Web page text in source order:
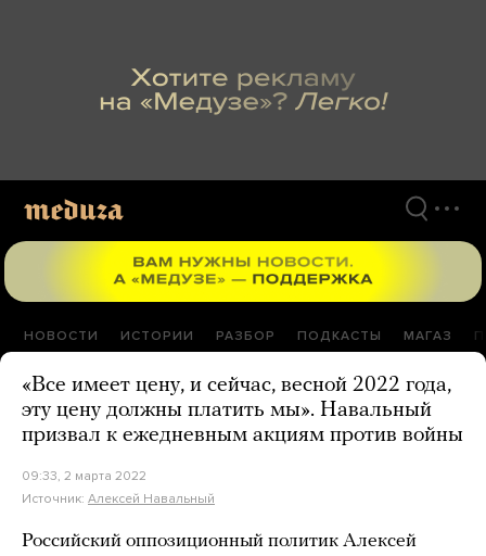
НОВОСТИ ИСТОРИИ РАЗБОР ПОДКАСТЫ МАГАЗ
«Все имеет цену, и сейчас, весной 2022 года,
эту цену должны платить мы». Навальный
призвал к ежедневным акциям против войны
09:33, 2 марта 2022
Источник: Алексей Навальный
Российский оппозиционный политик Алексей